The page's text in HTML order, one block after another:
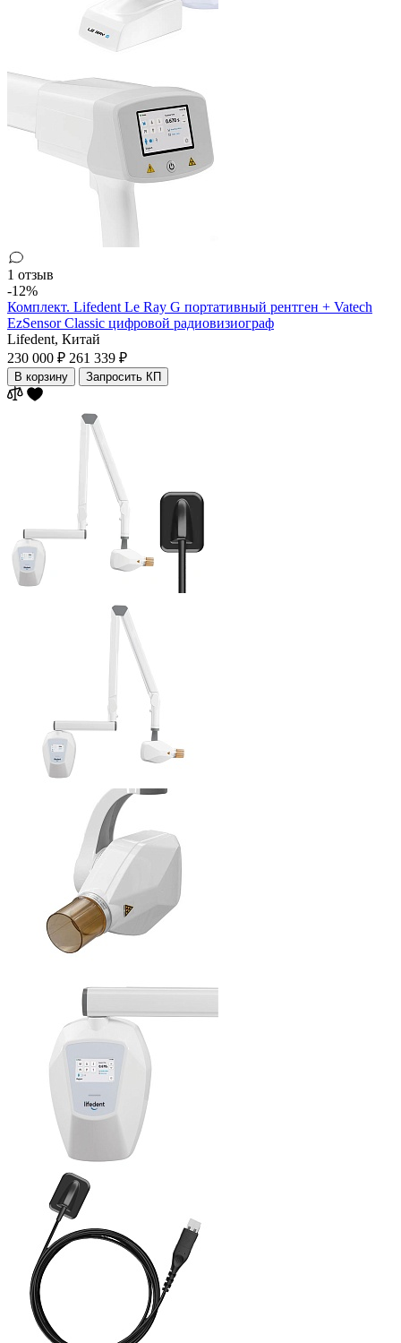
1 отзыв
-12%
Комплект. Lifedent Le Ray G портативный рентген + Vatech
EzSensor Classic цифровой радиовизиограф
Lifedent, Китай
230 000 ₽ 261 339 ₽
В корзину Запросить КП